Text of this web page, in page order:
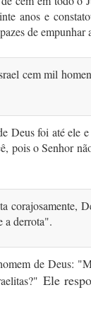
anos e
de empunhar
cem mil
Deus foi até ele
pois o Senhor
corajosa­mente,
a derrota".
de Deus:
Ele